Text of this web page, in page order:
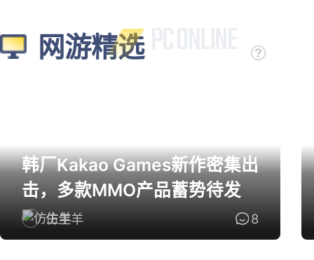
网游精选
韩厂Kakao Games新作密集出
击，多款MMO产品蓄势待发
仿生羊 8